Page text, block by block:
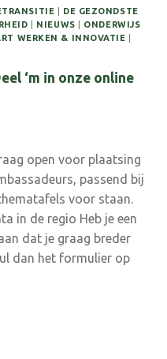
DE GEZONDSTE
NIEUWS
ONDERWIJS
WERKEN & INNOVATIE
‘m in onze online
open voor plaatsing
passend bij
voor staan.
in de regio Heb je een
dat je graag breder
dan het formulier op